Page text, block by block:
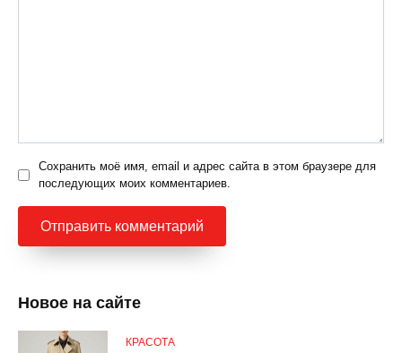
Сохранить моё имя, email и адрес сайта в этом браузере для
последующих моих комментариев.
Новое на сайте
КРАСОТА